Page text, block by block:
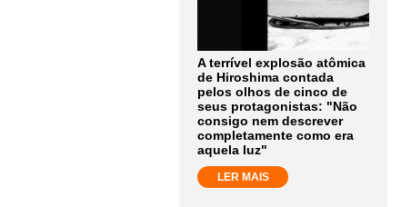
A terrível explosão atômica
de Hiroshima contada
pelos olhos de cinco de
seus protagonistas: "Não
consigo nem descrever
completamente como era
aquela luz"
LER MAIS